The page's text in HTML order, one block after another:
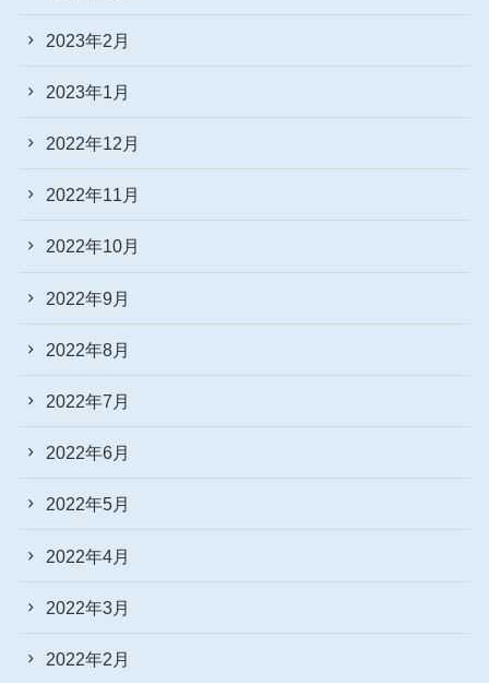
2023年2月
2023年1月
2022年12月
2022年11月
2022年10月
2022年9月
2022年8月
2022年7月
2022年6月
2022年5月
2022年4月
2022年3月
2022年2月